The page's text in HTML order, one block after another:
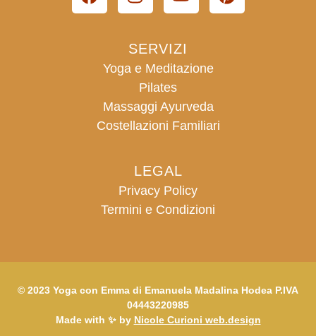
SERVIZI
Yoga e Meditazione
Pilates
Massaggi Ayurveda
Costellazioni Familiari
LEGAL
Privacy Policy
Termini e Condizioni
© 2023 Yoga con Emma di Emanuela Madalina Hodea P.IVA
04443220985
Made with ✨ by Nicole Curioni web.design